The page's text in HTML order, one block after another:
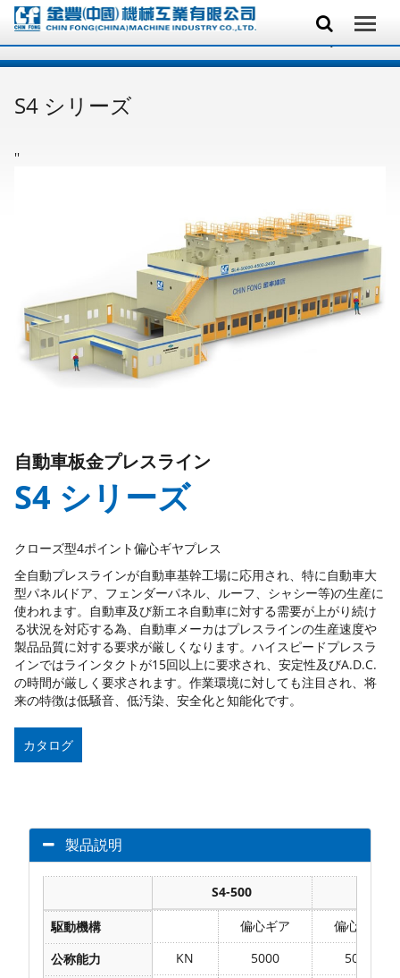
S4 シリーズ
''
自動車板金プレスライン
S4 シリーズ
クローズ型4ポイント偏心ギヤプレス
全自動プレスラインが自動車基幹工場に応用され、特に自動車大
型パネル(ドア、フェンダーパネル、ルーフ、シャシー等)の生産に
使われます。自動車及び新エネ自動車に対する需要が上がり続け
る状況を対応する為、自動車メーカはプレスラインの生産速度や
製品品質に対する要求が厳しくなります。ハイスピードプレスラ
インではラインタクトが15回以上に要求され、安定性及びA.D.C.
の時間が厳しく要求されます。作業環境に対しても注目され、将
来の特徴は低騒音、低汚染、安全化と知能化です。
カタログ
製品説明
S4-500
偏心ギア
偏心ギア
KN
5000
5000
駆動機構
公称能力